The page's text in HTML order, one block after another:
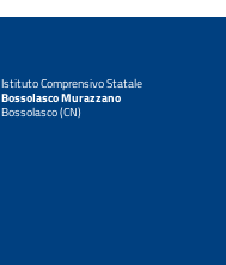
Istituto Comprensivo Statale
Bossolasco Murazzano
Bossolasco (CN)